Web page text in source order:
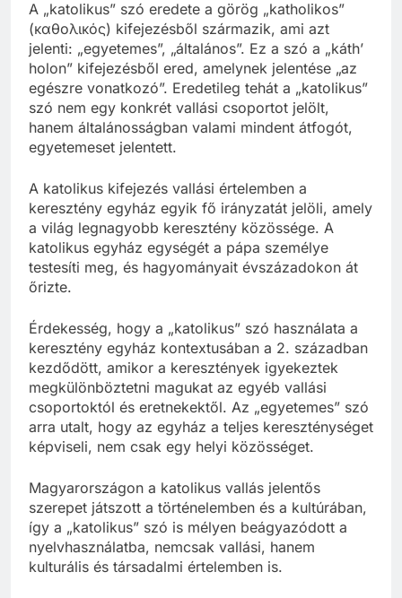
A „katolikus” szó eredete a görög „katholikos”
(καθολικός) kifejezésből származik, ami azt
jelenti: „egyetemes”, „általános”. Ez a szó a „káth’
holon” kifejezésből ered, amelynek jelentése „az
egészre vonatkozó”. Eredetileg tehát a „katolikus”
szó nem egy konkrét vallási csoportot jelölt,
hanem általánosságban valami mindent átfogót,
egyetemeset jelentett.
A katolikus kifejezés vallási értelemben a
keresztény egyház egyik fő irányzatát jelöli, amely
a világ legnagyobb keresztény közössége. A
katolikus egyház egységét a pápa személye
testesíti meg, és hagyományait évszázadokon át
őrizte.
Érdekesség, hogy a „katolikus” szó használata a
keresztény egyház kontextusában a 2. században
kezdődött, amikor a keresztények igyekeztek
megkülönböztetni magukat az egyéb vallási
csoportoktól és eretnekektől. Az „egyetemes” szó
arra utalt, hogy az egyház a teljes kereszténységet
képviseli, nem csak egy helyi közösséget.
Magyarországon a katolikus vallás jelentős
szerepet játszott a történelemben és a kultúrában,
így a „katolikus” szó is mélyen beágyazódott a
nyelvhasználatba, nemcsak vallási, hanem
kulturális és társadalmi értelemben is.